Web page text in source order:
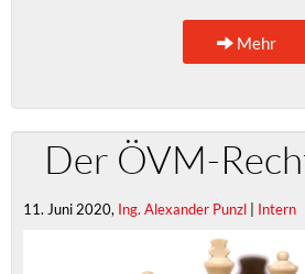
Mehr
Der ÖVM-
11. Juni 2020, Ing. Alexander Punzl | Intern